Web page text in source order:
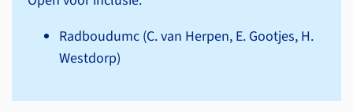
Radboudumc (C. van Herpen, E. Gootjes, H.
Westdorp)